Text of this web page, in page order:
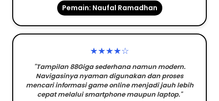
Pemain: Naufal Ramadhan
★★★★☆
"Tampilan 88Giga sederhana namun modern.
Navigasinya nyaman digunakan dan proses
mencari informasi game online menjadi jauh lebih
cepat melalui smartphone maupun laptop."